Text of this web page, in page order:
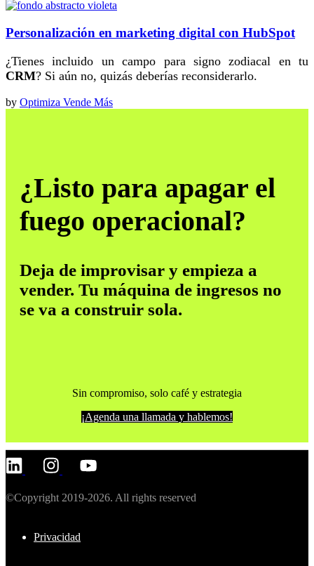
Personalización en marketing digital con HubSpot
¿Tienes incluido un campo para signo zodiacal en tu
CRM? Si aún no, quizás deberías reconsiderarlo.
by Optimiza Vende Más
¿Listo para apagar el
fuego operacional?
Deja de improvisar y empieza a
vender. Tu máquina de ingresos no
se va a construir sola.
Sin compromiso, solo café y estrategia
¡Agenda una llamada y hablemos!
©Copyright 2019-2026. All rights reserved
Privacidad